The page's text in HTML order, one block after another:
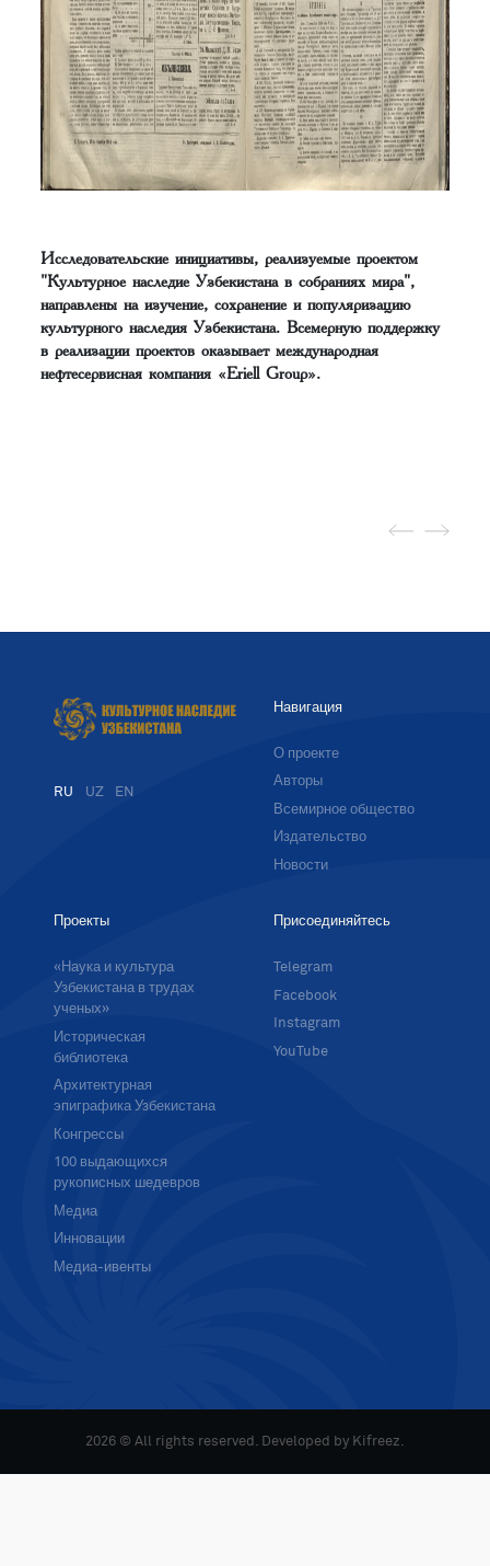
Исследовательские инициативы, реализуемые проектом
"Культурное наследие Узбекистана в собраниях мира",
направлены на изучение, сохранение и популяризацию
культурного наследия Узбекистана. Всемерную поддержку
в реализации проектов оказывает международная
нефтесервисная компания «Eriell Group».
RU UZ EN
Навигация
О проекте
Авторы
Всемирное общество
Издательство
Новости
Проекты
«Наука и культура
Узбекистана в трудах
ученых»
Историческая
библиотека
Архитектурная
эпиграфика Узбекистана
Конгрессы
100 выдающихся
рукописных шедевров
Медиа
Инновации
Медиа-ивенты
Присоединяйтесь
Telegram
Facebook
Instagram
YouTube
2026 © All rights reserved. Developed by Kifreez.